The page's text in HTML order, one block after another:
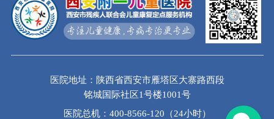
医院地址：陕西省西安市雁塔区大寨路西段
铭城国际社区1号楼1001号
医院总机：400-8566-120（24小时）